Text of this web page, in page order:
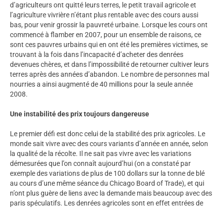
d’agriculteurs ont quitté leurs terres, le petit travail agricole et
l’agriculture vivrière n’étant plus rentable avec des cours aussi
bas, pour venir grossir la pauvreté urbaine. Lorsque les cours ont
commencé à flamber en 2007, pour un ensemble de raisons, ce
sont ces pauvres urbains qui en ont été les premières victimes, se
trouvant à la fois dans l’incapacité d’acheter des denrées
devenues chères, et dans l’impossibilité de retourner cultiver leurs
terres après des années d’abandon. Le nombre de personnes mal
nourries a ainsi augmenté de 40 millions pour la seule année
2008.
Une instabilité des prix toujours dangereuse
Le premier défi est donc celui de la stabilité des prix agricoles. Le
monde sait vivre avec des cours variants d’année en année, selon
la qualité de la récolte. Il ne sait pas vivre avec les variations
démesurées que l’on connaît aujourd’hui (on a constaté par
exemple des variations de plus de 100 dollars sur la tonne de blé
au cours d’une même séance du Chicago Board of Trade), et qui
n’ont plus guère de liens avec la demande mais beaucoup avec des
paris spéculatifs. Les denrées agricoles sont en effet entrées de